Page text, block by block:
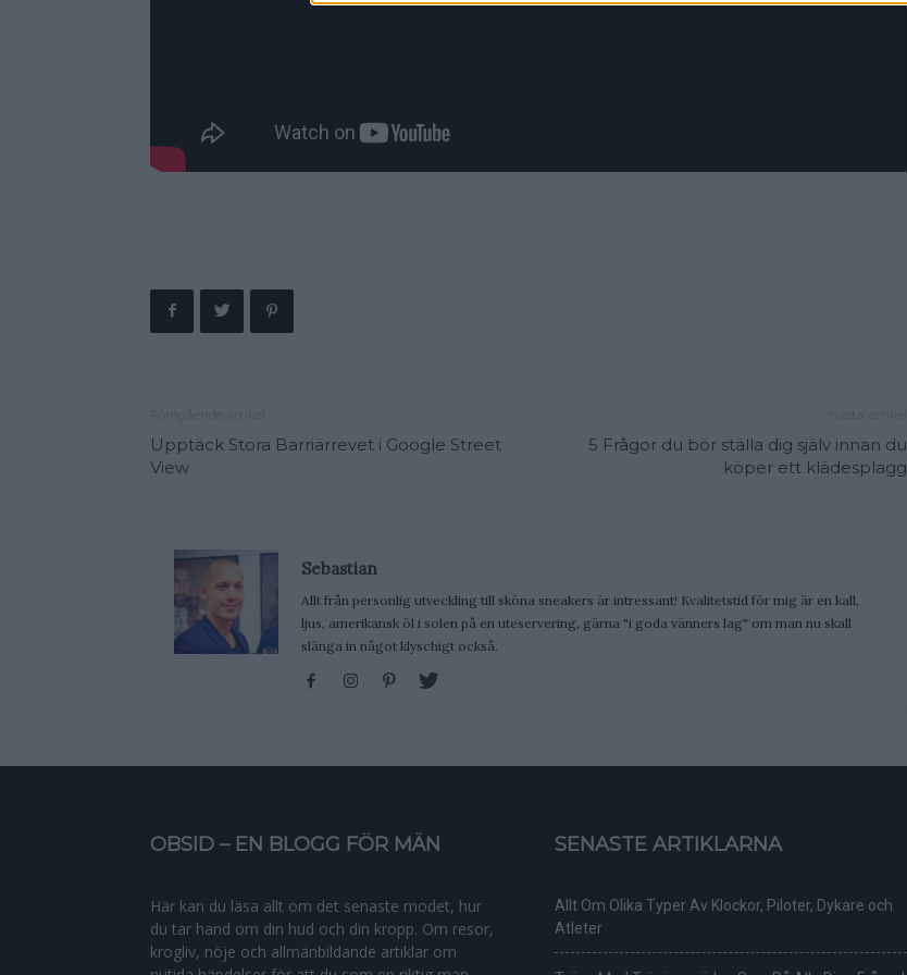
Upptäck Stora Barriärrevet i Google Street
View
5 Frågor du bör ställa dig själv innan du
köper ett klädesplagg
Sebastian
Allt från personlig utveckling till sköna sneakers är intressant! Kvalitetstid för mig är en kall,
ljus, amerikansk öl i solen på en uteservering, gärna "i goda vänners lag" om man nu skall
slänga in något klyschigt också.
OBSID – EN BLOGG FÖR MÄN
Här kan du läsa allt om det senaste modet, hur
du tar hand om din hud och din kropp. Om resor,
krogliv, nöje och allmänbildande artiklar om
SENASTE ARTIKLARNA
Allt Om Olika Typer Av Klockor, Piloter, Dykare och
Atleter